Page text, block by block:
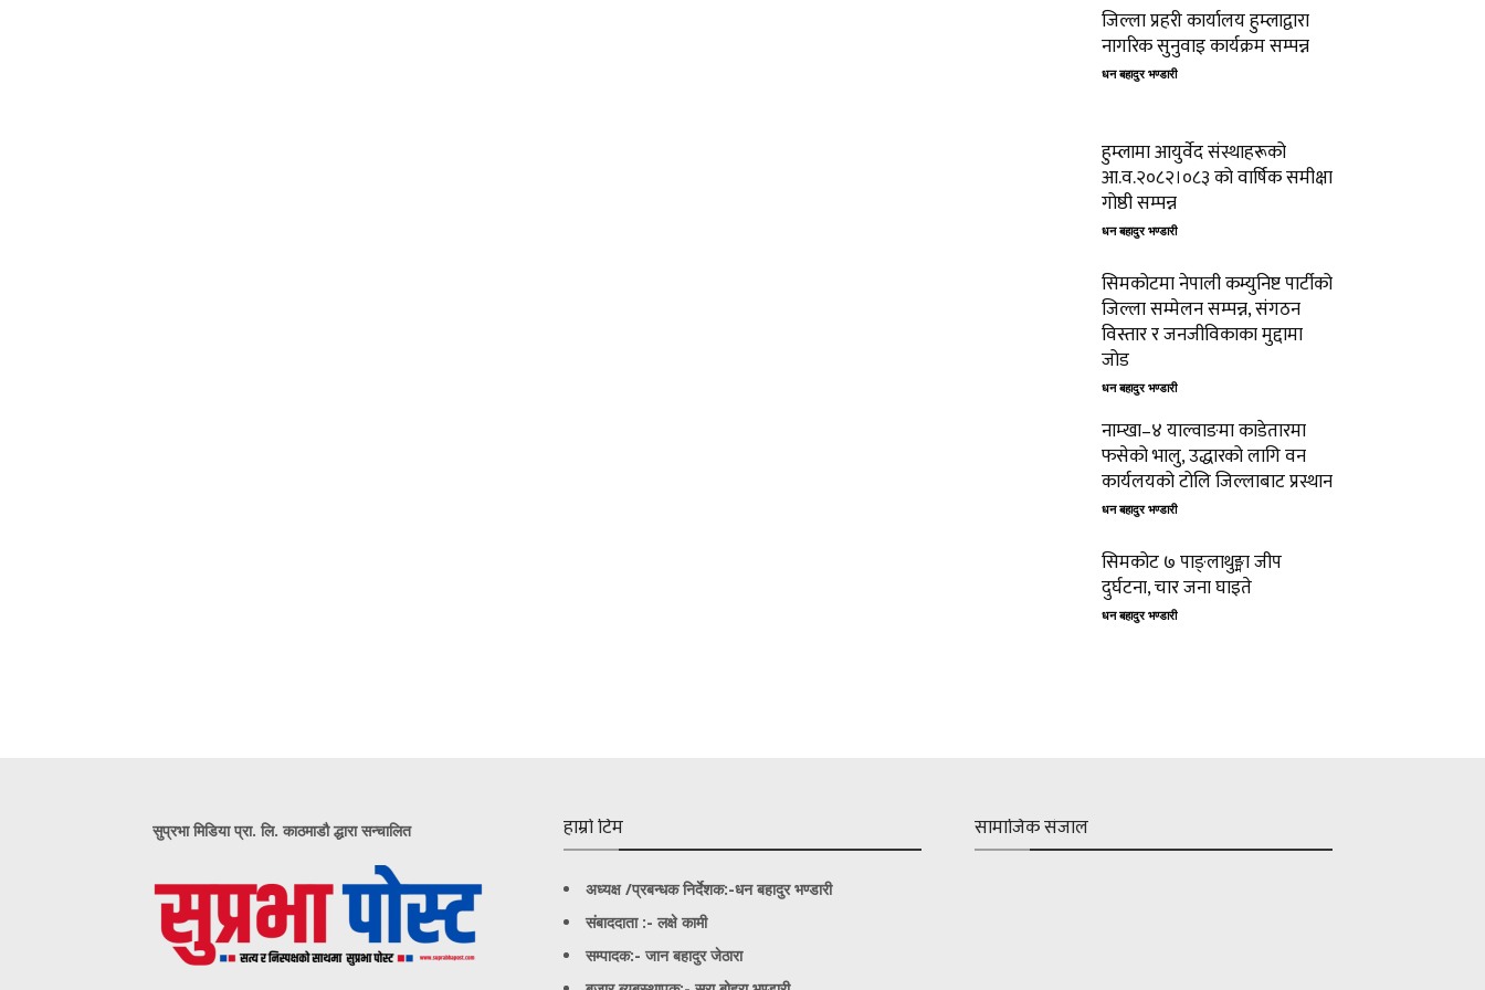
जिल्ला प्रहरी कार्यालय हुम्लाद्वारा
नागरिक सुनुवाइ कार्यक्रम सम्पन्न
धन बहादुर भण्डारी
हुम्लामा आयुर्वेद संस्थाहरूको
आ.व.२०८२।०८३ को वार्षिक समीक्षा
गोष्ठी सम्पन्न
धन बहादुर भण्डारी
सिमकोटमा नेपाली कम्युनिष्ट पार्टीको
जिल्ला सम्मेलन सम्पन्न, संगठन
विस्तार र जनजीविकाका मुद्दामा
जोड
धन बहादुर भण्डारी
नाम्खा–४ याल्वाङमा काडेतारमा
फसेको भालु, उद्धारको लागि वन
कार्यलयको टोलि जिल्लाबाट प्रस्थान
धन बहादुर भण्डारी
सिमकोट ७ पाङ्लाथुङ्मा जीप
दुर्घटना, चार जना घाइते
धन बहादुर भण्डारी
सुप्रभा मिडिया प्रा. लि. काठमाडौ द्धारा सन्चालित हाम्रो टिम
अध्यक्ष /प्रबन्धक निर्देशक:-धन बहादुर भण्डारी
संबाददाता :- लक्षे कामी
सम्पादक:- जान बहादुर जेठारा
सामाजिक संजाल